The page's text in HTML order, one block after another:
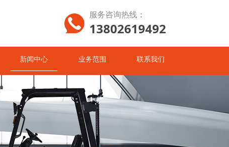
服务咨询热线：
13802619492
新闻中心 业务范围 联系我们